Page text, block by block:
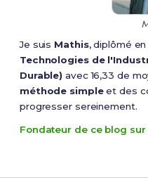
Je suis Mathis, diplômé en
Technologies de
Durable) avec 16,33 de
méthode simpleet des
progresser sereinement.
Fondateur de ce blog sur